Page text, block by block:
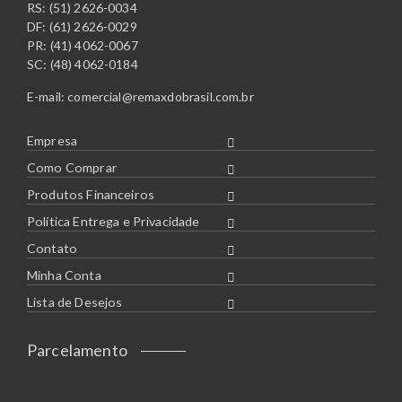
RS: (51) 2626-0034
DF: (61) 2626-0029
PR: (41) 4062-0067
SC: (48) 4062-0184
E-mail:comercial@remaxdobrasil.com.br
Empresa
Como Comprar
Produtos Financeiros
Política Entrega e Privacidade
Contato
Minha Conta
Lista de Desejos
Parcelamento